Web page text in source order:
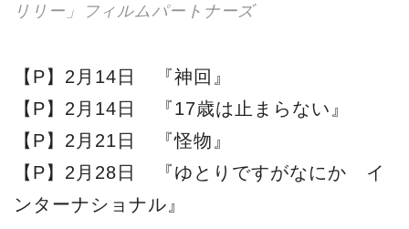
リリー」フィルムパートナーズ
【P】2月14日 『神回』
【P】2月14日 『17歳は止まらない』
【P】2月21日 『怪物』
【P】2月28日 『ゆとりですがなにか イ
ンターナショナル』